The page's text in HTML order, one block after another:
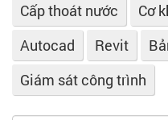
Cấp thoát nước
Cơ
Autocad
Revit
Giám sát công trình